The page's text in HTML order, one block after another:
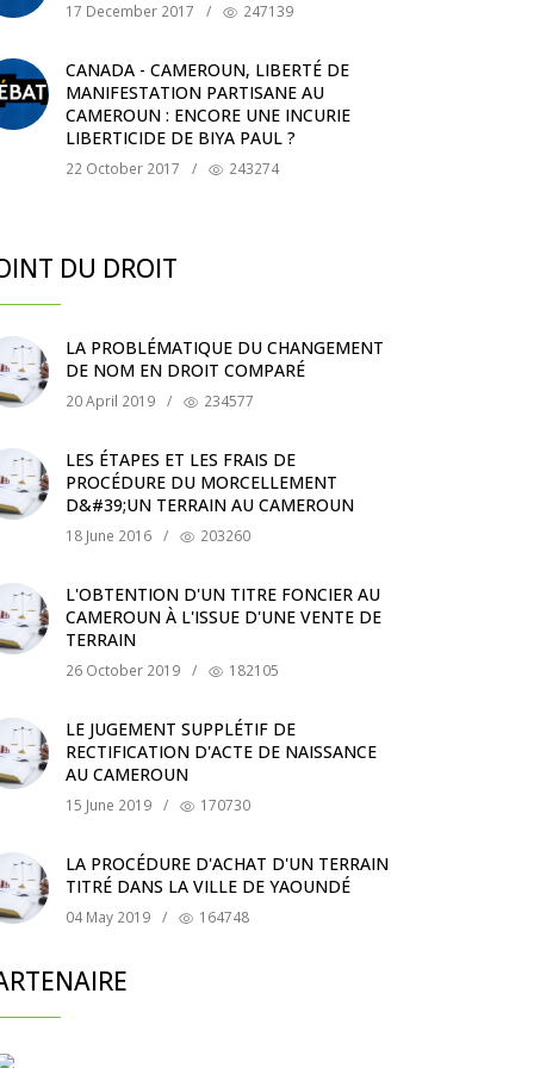
17 December 2017 / 247139
CANADA - CAMEROUN, LIBERTÉ DE
MANIFESTATION PARTISANE AU
CAMEROUN : ENCORE UNE INCURIE
LIBERTICIDE DE BIYA PAUL ?
22 October 2017 / 243274
DU DROIT
LA PROBLÉMATIQUE DU CHANGEMENT
DE NOM EN DROIT COMPARÉ
20 April 2019 / 234577
LES ÉTAPES ET LES FRAIS DE
PROCÉDURE DU MORCELLEMENT
D&#39;UN TERRAIN AU CAMEROUN
18 June 2016 / 203260
L'OBTENTION D'UN TITRE FONCIER AU
CAMEROUN À L'ISSUE D'UNE VENTE DE
TERRAIN
26 October 2019 / 182105
LE JUGEMENT SUPPLÉTIF DE
RECTIFICATION D'ACTE DE NAISSANCE
AU CAMEROUN
15 June 2019 / 170730
LA PROCÉDURE D'ACHAT D'UN TERRAIN
TITRÉ DANS LA VILLE DE YAOUNDÉ
04 May 2019 / 164748